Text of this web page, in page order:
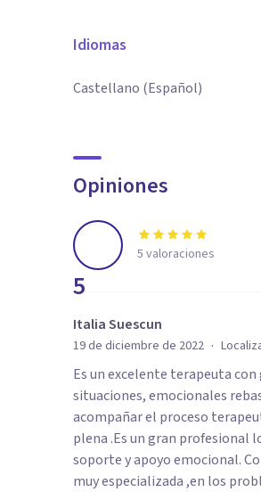
Idiomas
Castellano (Español)
Opiniones
5
5 valoraciones
Italia Suescun
19 de diciembre de 2022 ·
Es un excelente terapeuta
situaciones, emocionales
acompañar el proceso
plena .Es un gran profesional
soporte y apoyo emocional.
muy especializada ,en los